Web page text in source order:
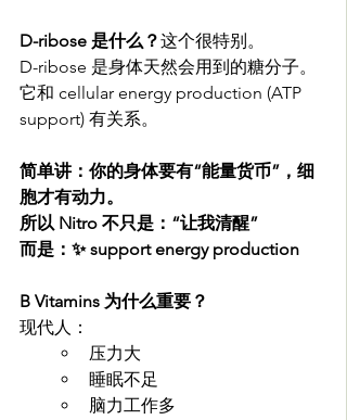
D-ribose 是什么？这个很特别。
D-ribose 是身体天然会用到的糖分子。
它和 cellular energy production (ATP
support) 有关系。
简单讲：你的身体要有“能量货币”，细
胞才有动力。
所以 Nitro 不只是：“让我清醒”
而是：✨ support energy production
B Vitamins 为什么重要？
现代人：
压力大
睡眠不足
脑力工作多